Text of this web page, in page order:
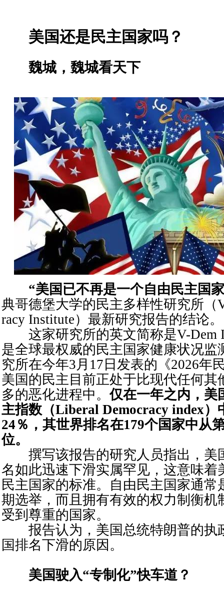
美国还是民主国家吗？
魏城，魏城看天下
“美国已不再是一个自由民主国
典哥德堡大学的民主多样性研究所（
racy Institute）最新研究报告的结论。
这家研究所的英文简称是V-Dem
是全球最权威的民主国家健康状况监
究所在今年3月17日发表的《2026年
美国的民主目前正处于比现代任何其
多的恶化进程中。仅在一年之内，美
主指数（Liberal Democracy index）
24％，其世界排名在179个国家中从
位。
撰写该报告的研究人员指出，美
名如此迅速下滑实属罕见，这意味着
民主国家的标准。自由民主国家通常
期选举，而且拥有有效的权力制衡机
受到尊重的国家。
报告认为，美国总统特朗普的执
国排名下滑的原因。
美国驶入“专制化”快车道？